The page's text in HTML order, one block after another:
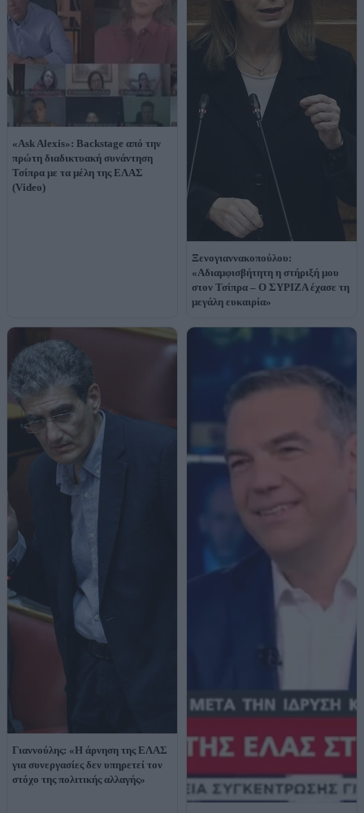
«Ask Alexis»: Backstage από την
πρώτη διαδικτυακή συνάντηση
Τσίπρα με τα μέλη της ΕΛΑΣ
(Video)
Ξενογιαννακοπούλου:
«Αδιαμφισβήτητη η στήριξή μου
στον Τσίπρα – Ο ΣΥΡΙΖΑ έχασε τη
μεγάλη ευκαιρία»
Γιαννούλης: «Η άρνηση της ΕΛΑΣ
για συνεργασίες δεν υπηρετεί τον
στόχο της πολιτικής αλλαγής»